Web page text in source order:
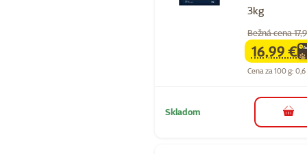
3kg
Bežná cena
family
16,99 €
Cena za 100 g:
Skladom do